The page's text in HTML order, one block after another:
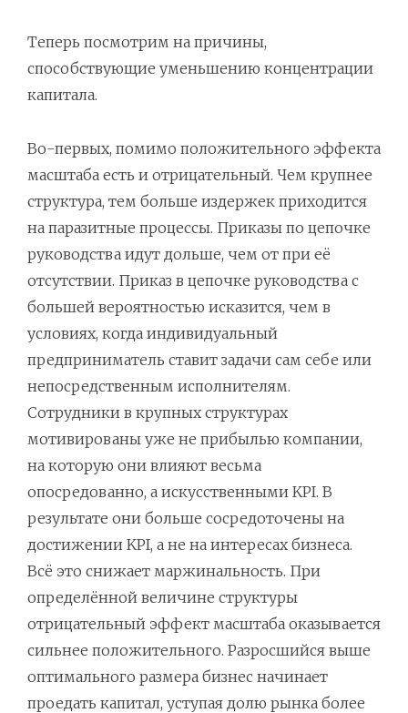
Теперь посмотрим на причины,
способствующие уменьшению концентрации
капитала.
Во-первых, помимо положительного эффекта
масштаба есть и отрицательный. Чем крупнее
структура, тем больше издержек приходится
на паразитные процессы. Приказы по цепочке
руководства идут дольше, чем от при её
отсутствии. Приказ в цепочке руководства с
большей вероятностью исказится, чем в
условиях, когда индивидуальный
предприниматель ставит задачи сам себе или
непосредственным исполнителям.
Сотрудники в крупных структурах
мотивированы уже не прибылью компании,
на которую они влияют весьма
опосредованно, а искусственными KPI. В
результате они больше сосредоточены на
достижении KPI, а не на интересах бизнеса.
Всё это снижает маржинальность. При
определённой величине структуры
отрицательный эффект масштаба оказывается
сильнее положительного. Разросшийся выше
оптимального размера бизнес начинает
проедать капитал, уступая долю рынка более